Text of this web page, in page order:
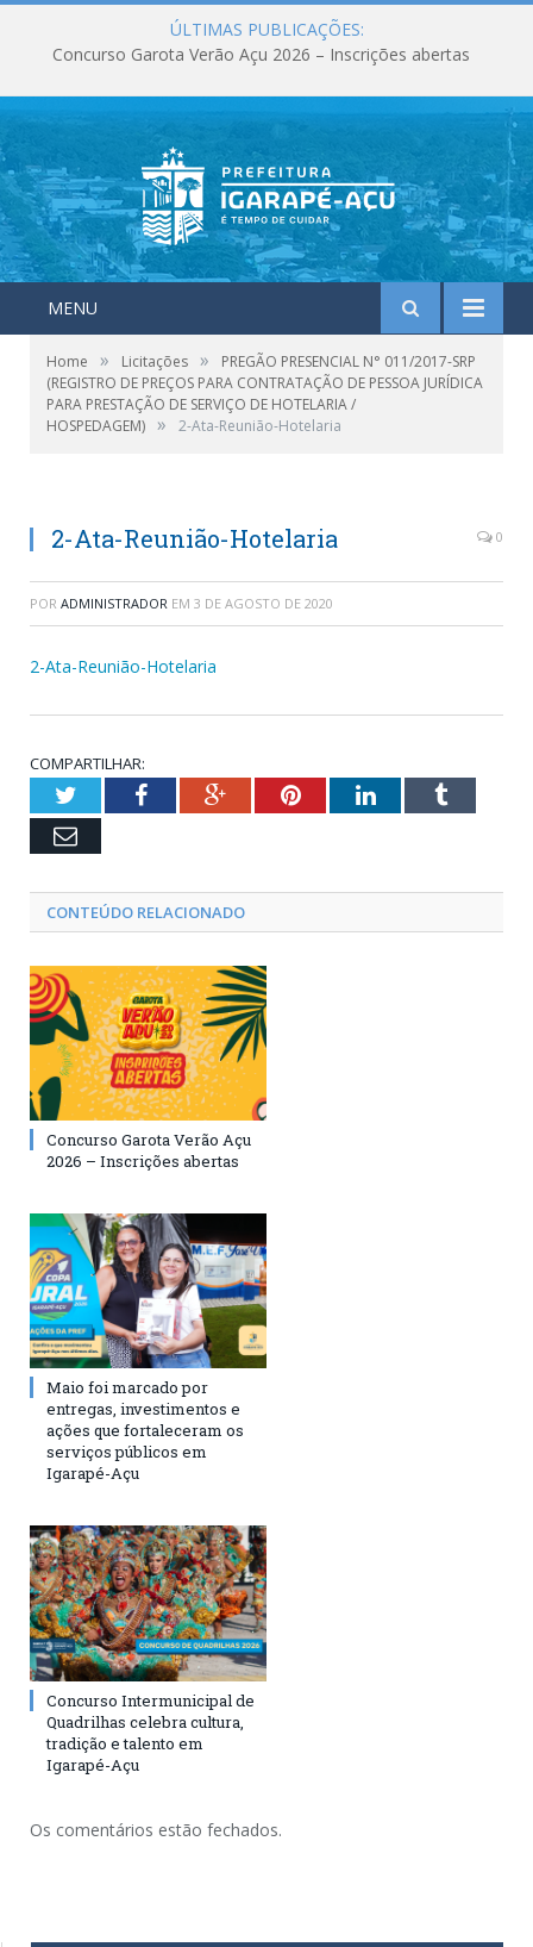
ÚLTIMAS PUBLICAÇÕES:
Concurso Garota Verão Açu 2026 – Inscrições abertas
MENU
Home » Licitações »
PREGÃO PRESENCIAL N° 011/2017-SRP
(REGISTRO DE PREÇOS PARA CONTRATAÇÃO DE PESSOA JURÍDICA
PARA PRESTAÇÃO DE SERVIÇO DE HOTELARIA /
HOSPEDAGEM) » 2-Ata-Reunião-Hotelaria
2-Ata-Reunião-Hotelaria 0
POR ADMINISTRADOR EM 3 DE AGOSTO DE 2020
2-Ata-Reunião-Hotelaria
COMPARTILHAR:
TwitterFacebookGoogle+PinterestLinkedInTumblr
Email
CONTEÚDO RELACIONADO
Concurso Garota Verão Açu
2026 – Inscrições abertas
Maio foi marcado por
entregas, investimentos e
ações que fortaleceram os
serviços públicos em
Igarapé-Açu
Concurso Intermunicipal de
Quadrilhas celebra cultura,
tradição e talento em
Igarapé-Açu
Os comentários estão fechados.